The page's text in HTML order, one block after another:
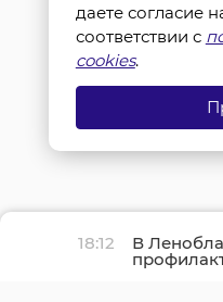
18:12 В
даете согласие
соответствии с
cookies.